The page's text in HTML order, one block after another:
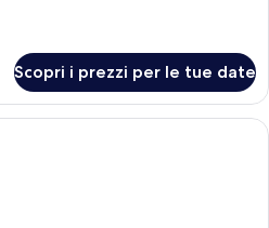
Scopri i prezzi per le tue date
Un'area pranzo moderna con un